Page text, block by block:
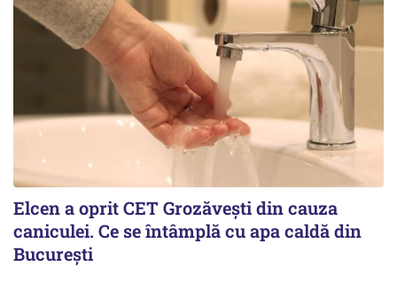
Elcen a oprit CET Grozăvești din cauza
caniculei. Ce se întâmplă cu apa caldă din
București